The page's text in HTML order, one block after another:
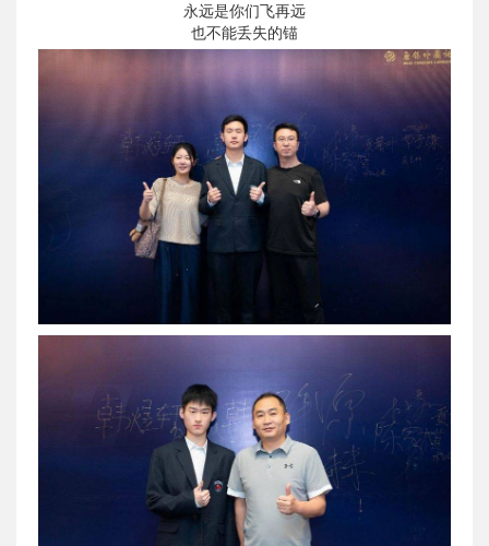
永远是你们飞再远
也不能丢失的锚